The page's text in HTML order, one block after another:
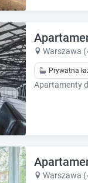
e
r
e
q
Warszawa
Prywatna
Apartamenty
Warszawa